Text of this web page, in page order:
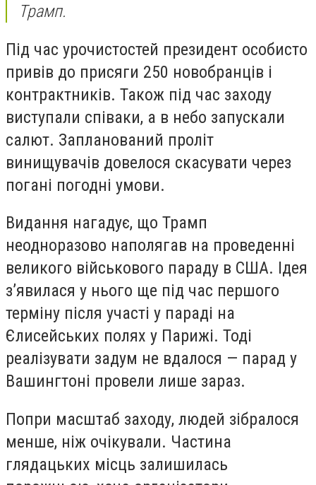
Трамп.
Під час урочистостей президент особисто
привів до присяги 250 новобранців і
контрактників. Також під час заходу
виступали співаки, а в небо запускали
салют. Запланований проліт
винищувачів довелося скасувати через
погані погодні умови.
Видання нагадує, що Трамп
неодноразово наполягав на проведенні
великого військового параду в США. Ідея
з’явилася у нього ще під час першого
терміну після участі у параді на
Єлисейських полях у Парижі. Тоді
реалізувати задум не вдалося — парад у
Вашингтоні провели лише зараз.
Попри масштаб заходу, людей зібралося
менше, ніж очікували. Частина
глядацьких місць залишилась